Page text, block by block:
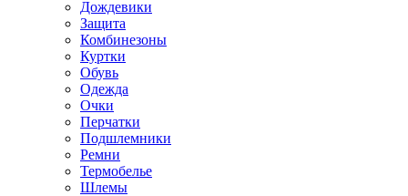
Дождевики
Защита
Комбинезоны
Куртки
Обувь
Одежда
Очки
Перчатки
Подшлемники
Ремни
Термобелье
Шлемы